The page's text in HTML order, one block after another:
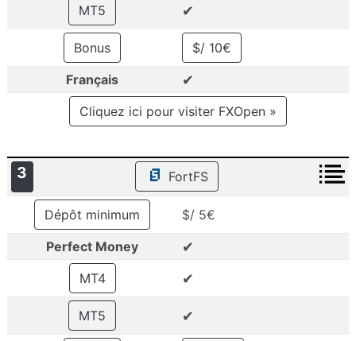
MT5 ✔
Bonus
$/ 10€
Français
✔
Cliquez ici pour visiter FXOpen »
3 FortFS
Dépôt minimum
$/ 5€
Perfect Money
✔
MT4 ✔
MT5 ✔